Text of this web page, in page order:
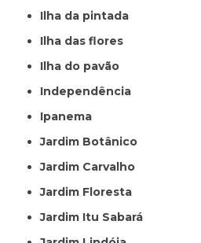
Ilha da pintada
Ilha das flores
Ilha do pavão
Independência
Ipanema
Jardim Botânico
Jardim Carvalho
Jardim Floresta
Jardim Itu Sabará